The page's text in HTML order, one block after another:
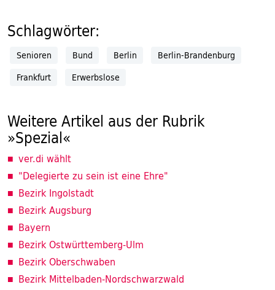
Schlagwörter:
Senioren Bund Berlin
Berlin-Brandenburg
Frankfurt
Erwerbslose
Weitere Artikel aus der Rubrik
»Spezial«
ver.di wählt
"Delegierte zu sein ist eine Ehre"
Bezirk Ingolstadt
Bezirk Augsburg
Bayern
Bezirk Ostwürttemberg-Ulm
Bezirk Oberschwaben
Bezirk Mittelbaden-Nordschwarzwald